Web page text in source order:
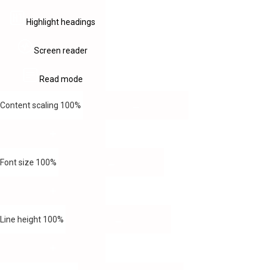
Highlight headings
Screen reader
Read mode
Content scaling 100%
Font size 100%
Line height 100%